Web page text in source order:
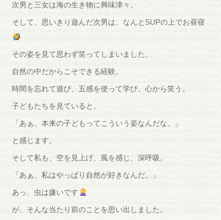
次男と三女は海の生き物に興味津々。
そして、思いきり遊んだ次男は、なんとSUPの上でお昼寝
その姿を見て思わず笑ってしまいました。
自然の中だからこそできる経験。
時間を忘れて遊び、五感を使って学び、心から笑う。
子どもたちを見ていると、
「あぁ、本来の子どもってこういう姿なんだな。」
と感じます。
そして私も、空を見上げ、風を感じ、深呼吸。
「あぁ、私はやっぱり自然が好きなんだ。」
あっ、虫は嫌いです
が、そんな当たり前のことを思い出しました。